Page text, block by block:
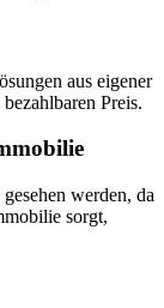
aus eigener
Preis.
werden, da
sorgt,